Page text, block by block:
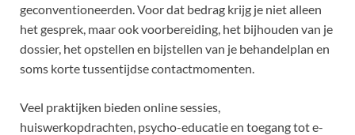
geconventioneerden. Voor dat bedrag krijg je niet alleen
het gesprek, maar ook voorbereiding, het bijhouden van je
dossier, het opstellen en bijstellen van je behandelplan en
soms korte tussentijdse contactmomenten.
Veel praktijken bieden online sessies,
huiswerkopdrachten, psycho-educatie en toegang tot e-